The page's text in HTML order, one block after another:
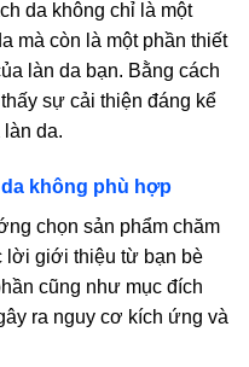
da không chỉ là một
mà còn là một phần thiết
làn da bạn. Bằng cách
sự cải thiện đáng kể
da.
không phù hợp
chọn sản phẩm chăm
lời giới thiệu từ bạn bè
cũng như mục đích
ra nguy cơ kích ứng và